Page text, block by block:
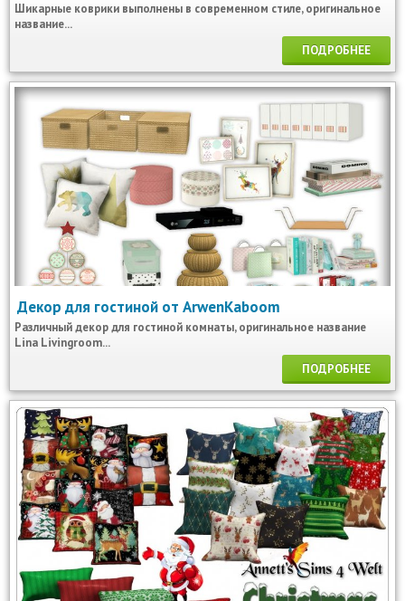
Шикарные коврики выполнены в современном стиле, оригинальное
название...
ПОДРОБНЕЕ
Декор для гостиной от ArwenKaboom
Различный декор для гостиной комнаты, оригинальное название
Lina Livingroom...
ПОДРОБНЕЕ